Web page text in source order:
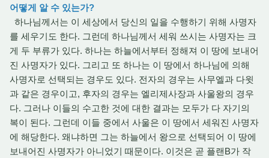
어떻게 알 수 있는가?
하나님께서는 이 세상에서 당신의 일을 수행하기 위해 사명자
를 세우기도 한다. 그런데 하나님께서 세워 쓰시는 사명자는 크
게 두 부류가 있다. 하나는 하늘에서부터 정해져 이 땅에 보내어
진 사명자가 있다. 그리고 또 하나는 이 땅에서 하나님에 의해
사명자로 선택되는 경우도 있다. 전자의 경우는 사무엘과 다윗
과 같은 경우이고, 후자의 경우는 엘리제사장과 사울왕의 경우
다. 그러나 이들의 수고한 것에 대한 결과는 모두가 다 자기의
복이 된다. 그런데 이들 중에서 사울은 이 땅에서 세워진 사명자
에 해당한다. 왜냐하면 그는 하늘에서 왕으로 선택되어 이 땅에
보내어진 사명자가 아니었기 때문이다. 이것은 곧 플랜B가 작